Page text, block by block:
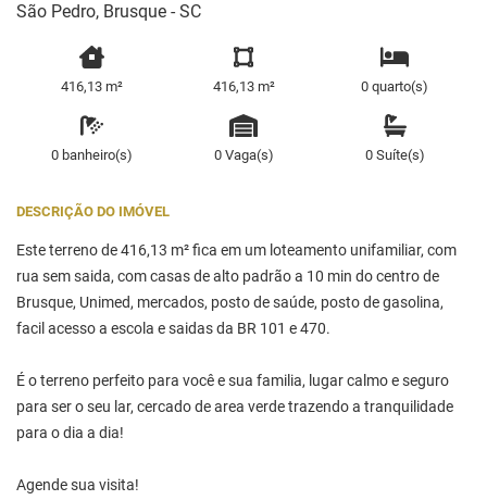
São Pedro, Brusque - SC
416,13 m² 416,13 m² 0 quarto(s)
0 banheiro(s) 0 Vaga(s) 0 Suíte(s)
DESCRIÇÃO DO IMÓVEL
Este terreno de 416,13 m² fica em um loteamento unifamiliar, com
rua sem saida, com casas de alto padrão a 10 min do centro de
Brusque, Unimed, mercados, posto de saúde, posto de gasolina,
facil acesso a escola e saidas da BR 101 e 470.
É o terreno perfeito para você e sua familia, lugar calmo e seguro
para ser o seu lar, cercado de area verde trazendo a tranquilidade
para o dia a dia!
Agende sua visita!